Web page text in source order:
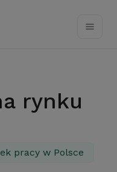
pracy w Polsce